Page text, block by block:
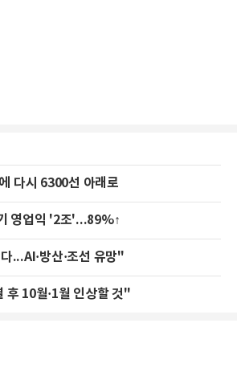
다시 6300선 아래로
영업익 '2조'...89%↑
...AI·방산·조선 유망"
후 10월·1월 인상할 것"